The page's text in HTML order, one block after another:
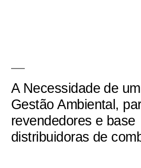
A Necessidade de
Gestão Ambiental,
revendedores e base
distribuidoras de